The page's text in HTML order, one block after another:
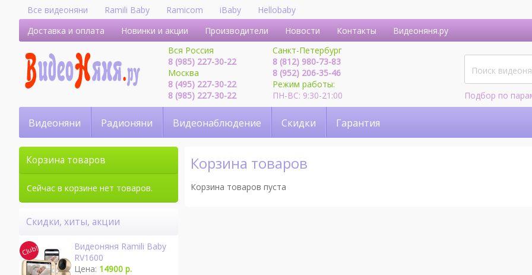
Все видеоняни Ramili Baby Ramicom iBaby
Hellobaby
Доставка и оплата
Новинки и акции Производители Новости Контакты
Видеоняня.ру
Вся Россия
8 (985) 227-30-22
Москва
8 (495) 227-30-22
8 (985) 227-30-22
Санкт-Петербург
8 (812) 980-73-83
8 (952) 206-35-46
Режим работы:
ПН-ВС: 9:30-21:00
Подбор по
Видеоняни Радионяни Видеонаблюдение Скидки Гарантия
Корзина товаров
Корзина товаров пуста
Корзина товаров
Сейчас в корзине нет товаров.
Скидки, хиты, акции
Видеоняня Ramili Baby
RV1600
Цена: 14900 р.